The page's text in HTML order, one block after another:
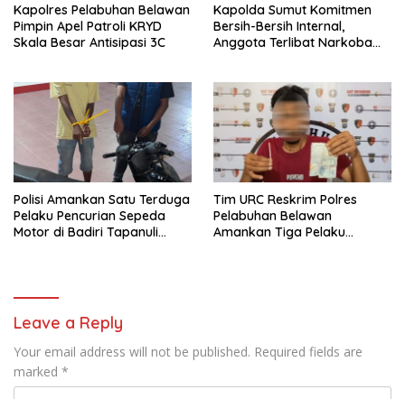
Kapolres Pelabuhan Belawan
Pimpin Apel Patroli KRYD
Skala Besar Antisipasi 3C
Kapolda Sumut Komitmen
Bersih-Bersih Internal,
Anggota Terlibat Narkoba
Polisi Amankan Satu Terduga
Pelaku Pencurian Sepeda
Motor di Badiri Tapanuli
Tim URC Reskrim Polres
Pelabuhan Belawan
Amankan Tiga Pelaku
Leave a Reply
Your email address will not be published. Required fields are
marked *